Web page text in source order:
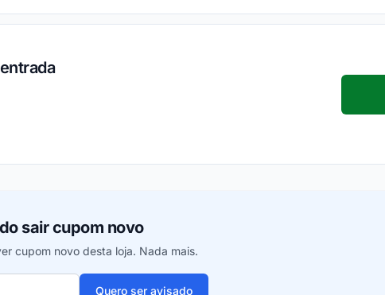
sair cupom novo
cupom novo desta loja. Nada mais.
Quero ser avisado